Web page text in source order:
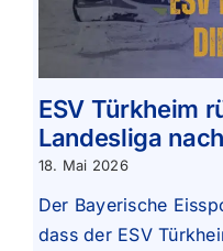
ESV Türkheim
Landesliga nach
18. Mai 2026
Der Bayerische
dass der ESV